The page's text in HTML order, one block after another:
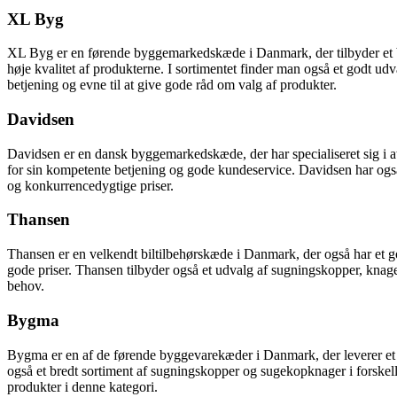
XL Byg
XL Byg er en førende byggemarkedskæde i Danmark, der tilbyder
høje kvalitet af produkterne. I sortimentet finder man også et godt
betjening og evne til at give gode råd om valg af produkter.
Davidsen
Davidsen er en dansk byggemarkedskæde, der har specialiseret sig
for sin kompetente betjening og gode kundeservice. Davidsen har
og konkurrencedygtige priser.
Thansen
Thansen er en velkendt biltilbehørskæde i Danmark, der også har
gode priser. Thansen tilbyder også et udvalg af sugningskopper,
behov.
Bygma
Bygma er en af de førende byggevarekæder i Danmark, der leverer
også et bredt sortiment af sugningskopper og sugekopknager i
produkter i denne kategori.